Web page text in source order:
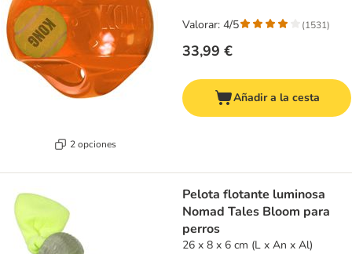
2 opciones
33,99 €
Valorar: 4/5 (1531)
Añadir a la cesta
Pelota flotante luminosa
Nomad Tales Bloom para
perros
26 x 8 x 6 cm (L x An x Al)